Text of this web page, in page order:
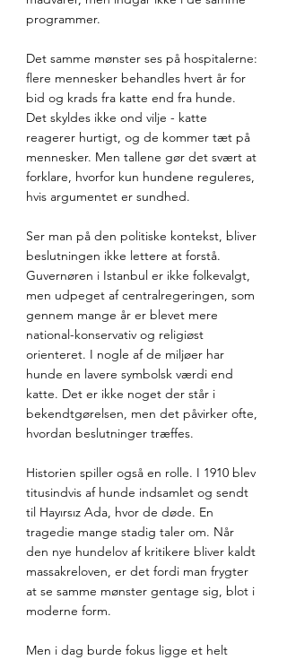
programmer.
Det samme mønster ses på hospitalerne:
flere mennesker behandles hvert år for
bid og krads fra katte end fra hunde.
Det skyldes ikke ond vilje - katte
reagerer hurtigt, og de kommer tæt på
mennesker. Men tallene gør det svært at
forklare, hvorfor kun hundene reguleres,
hvis argumentet er sundhed.
Ser man på den politiske kontekst, bliver
beslutningen ikke lettere at forstå.
Guvernøren i Istanbul er ikke folkevalgt,
men udpeget af centralregeringen, som
gennem mange år er blevet mere
national-konservativ og religiøst
orienteret. I nogle af de miljøer har
hunde en lavere symbolsk værdi end
katte. Det er ikke noget der står i
bekendtgørelsen, men det påvirker ofte,
hvordan beslutninger træffes.
Historien spiller også en rolle. I 1910 blev
titusindvis af hunde indsamlet og sendt
til Hayırsız Ada, hvor de døde. En
tragedie mange stadig taler om. Når
den nye hundelov af kritikere bliver kaldt
massakreloven, er det fordi man frygter
at se samme mønster gentage sig, blot i
moderne form.
Men i dag burde fokus ligge et helt